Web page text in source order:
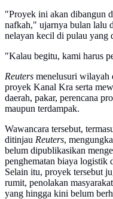
"Proyek ini akan dibangun
nafkah," ujarnya bulan lalu
nelayan kecil di pulau yang
"Kalau begitu, kami harus
Reuters menelusuri wilayah
proyek Kanal Kra serta
daerah, pakar, perencana
maupun terdampak.
Wawancara tersebut,
ditinjau Reuters,
belum dipublikasikan
penghematan biaya logistik
Selain itu, proyek tersebut
rumit, penolakan
yang hingga kini belum